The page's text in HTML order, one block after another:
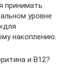
принимать
уровне
накоплению.
и В12?